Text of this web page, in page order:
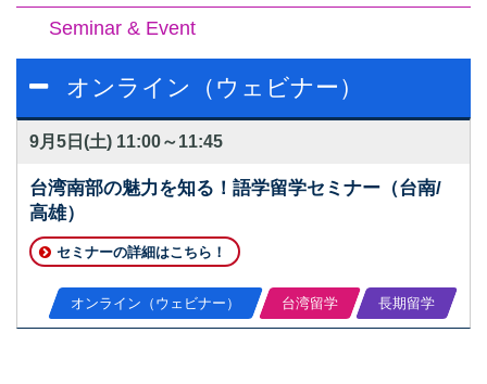
Seminar & Event
オンライン（ウェビナー）
9月5日(土) 11:00～11:45
台湾南部の魅力を知る！語学留学セミナー（台南/
高雄）
セミナーの詳細はこちら！
オンライン（ウェビナー） 台湾留学 長期留学